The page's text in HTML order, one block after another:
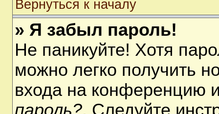
Вернуться к началу
» Я забыл пароль!
Не паникуйте! Хотя
можно легко получить
входа на конференцию
пароль?. Следуйте